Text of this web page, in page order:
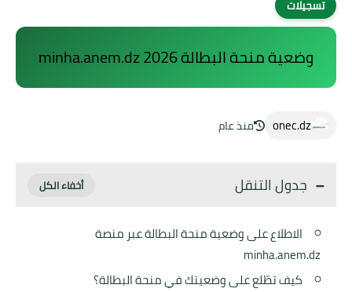
تسجيلات
وضعية منحة البطالة 2026 minha.anem.dz
onec.dz منذ عام
جدول التنقل
الاطلاع على وضعية منحة البطالة عبر منصة
minha.anem.dz
كيف تطّلع على وضعيتك في منحة البطالة؟